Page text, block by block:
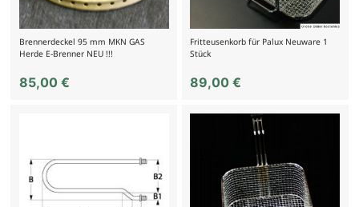
Brennerdeckel 95 mm MKN GAS
Herde E-Brenner NEU !!!
85,00 €
Fritteusenkorb für Palux Neuware 1
Stück
89,00€